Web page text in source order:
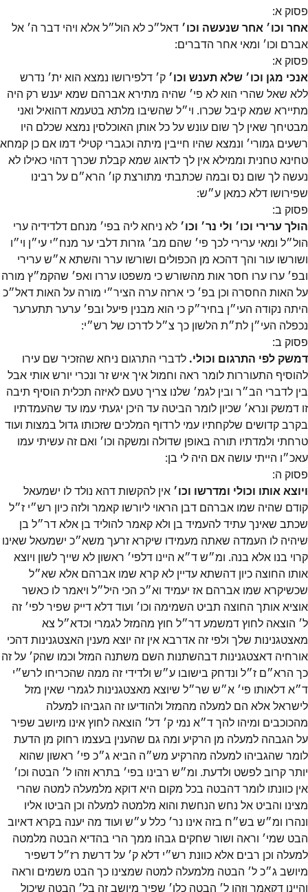
פסוק א:
אחר וכו׳ אחר שנעשה וכו׳ דאל״כ לא הול״ל אלא ויהי דבר ה׳ אל
אברם וכו׳ ומאי אחר הדברים:
פסוק א:
אנכי מגן וכו׳ שלא תענש וכו׳ ק׳ דלפירושו נמצא הוא ית׳ נדרש
ללא שאל שהרי הוא לא פי׳ שהיה מתירא אברהם שמא יענש רק היה
מתיירא שמא קיבל שכרו. וי״ל שהשיבו מלתא בטעמא דהואיל ואני
מבטיחך שאין לך שום עונש על כל אותן האוכלסין נמצא שכלם היו
רשעים גמורי׳ ונמצא שהיו חייבין מיתה וכגברי קטילי דמו אם כן קמחא
טחינא טחנית וממילא אין לך לדאוג שמא קבלת שכרך דהוי כאילו לא
נעשה לך שום נס ובמה שכתבתי מתורצת קו׳ הרא״ם על רבינו
שפירושו דלא כמאן ע״ש:
פסוק ב:
הולך ערירי וכו׳ ולי נר׳ וכו׳ לא ניחא ליה בפי׳ מנחם דלדידיה ערי
הול״ל ומאי ערירי לכך פי׳ שהם מב׳ גזרות דלבי ער מנח״י עי״ן וי״ו
ושורשו עור והך דהכא מן הכפולים ושורשו ערר והשתא א״ש ערירי
ובפ׳ ערו ערו חסר אות מהשורש כי משפטו עררו ואפ׳ שהקמ״ץ מורה
על האות החסרה וכן בפ׳ כי ארזה ערה הציר״י מורה על האות דאל״כ
היתה נקודה העי״ן בחיר״ק כי הוא מבנין פיעל ובפ׳ ערער תתערער
נכפלה העי״ן לת״ת הלשון כך צ״ל לדרכו של רש״י:
פסוק ב:
דמשק לפי התרגום וכולי. לדברי התרגום ניחא שהזכיר שם עירו
להוסיף התעוררות לומר ראה וחמול איך איש זר ונכרי יורש אותי אבל
בין לדברי הב״ר ובין לגמ׳ שלנו צריך טעם לאיזה תכלית הוסיף תיבה
זו דמשק ונרא׳ שכיון לומר הביטה עד היכן יגעתי עמו עד שהעמדתיו
בקרב קדושים שלקחתיו עמי לרדוף המלכים שזכותו גדול במצות ועוד
טרחתי ולמדתיו תורה באופן שדולה ומשקה וכו׳ ואם זה עשיתי עמו
עאכ״ו הייתי עושה אם היה לי בן:
פסוק ה:
ויוצא אותו וכולי ומדרשו וכו׳ אין להקשות דהא נולד לו ישמעאל
קודם שהיה שמו אברהם דבן הראוי ליורשו קאמר ולזה כיון רש״י ז״ל
שכתב שאינך עתיד להעמיד בן ולא קאמר להוליד בן אלא דר״ל בן
שיהיה לו העמדה שאתה מעמידו שיקרא זרעך משא״כ ישמעאל שאינו
קרוי בנו אלא בנה. ומ״ש ד״א היינו דלפי׳ ראשון לא שייך לשון ויוצא
אותו החוצה כיון דהשתא עדיין לא קרא שמו אברהם אלא שא״ל
שכשיקרא שמו אברהם אז יעמיד וא״כ הכי היל״ל ויאמר לו כאשר
אוציא אותך החוצה תביט השמימה וכו׳ ועוד דלא דייק שפיר לפי׳ זה
ל׳ הוצאה לחוץ דמשמע דר״ל חוץ מהמזל לגמרי וכדא״ל צא
מאצטגנינות שלך ולפי זה אדרבא אין זה יוצא מענין האצטגנינות דהכי
אורחיה דאצטגנינות דבהשתנות השם משתנה המזל וכמו שהק׳ על זה
כך הרא״ם ז״ל ונדחק בישובו ע״ש ולדידי זה ממה שהכריחו לרש״י
ד״א דלאותו פי׳ א״ש שר״ל שיוצא מאצטגנינות לגמרי שאין מזל
לישראל אלא הם למעלה מהמזל ולהודיעו זה הגביהו למעלה
מהכוכבים ומיהו להך ד״א נמי ק׳ דל׳ הוצאה לחוץ אינו מיושב שפיר
על הגבהה למעלה מן הרקיע ומה גם שהענין בעצמו רחוק מן הדעת
לומר שהגביהו למעלה מהרקיע מש״ה הביא ג״כ פי׳ ראשון שהוא
יותר קרוב לפשט ולדעת. ומ״ש רבינו בפי׳ בתרא וזהו ל׳ הבטה וכו׳
אין כוונתו לומר דהבטה בכל מקום היא דוקא מלמעלה למטה שהרי
מצינו והביט אל נחש הנחשת והוא מלמטה למעלה וכן הביטו אליו
ונהרו ומ״ש בש״ח בזה אינו נר׳ כלל ע״ש ועוד מה יענה בקרא דאיוב
הבט שמי׳ וראה ושור שחקים גבהו ממך הרי בהדיא הבטה מלמטה
למעלה וכן רבים אלא כוונת רש״י דלא ק׳ על דרשת רז״ל דשפיר
מיושב ג״כ ל׳ הבטה מלמעלה למטה שמצינו כך הבט משמים וראה
והיינו דקאמר וזהו ל׳ הבטה כלו׳ שפיר מיושב זה בל׳ הבטה שיכול